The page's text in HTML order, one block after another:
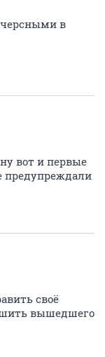
в
ну вот и первые
предупреждали
своё
вышедшего